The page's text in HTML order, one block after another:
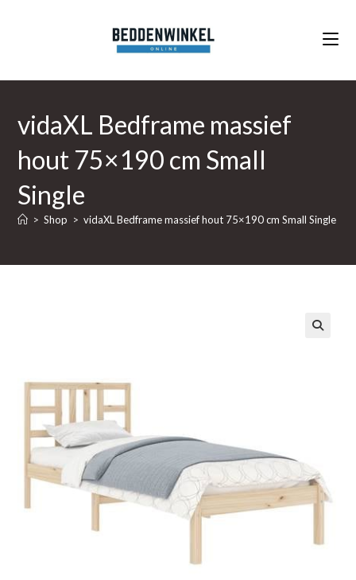
vidaXL Bedframe massief
hout 75×190 cm Small
Single
> Shop > vidaXL Bedframe massief hout 75×190 cm Small Single